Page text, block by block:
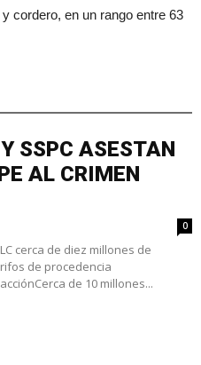
cordero, en un rango entre 63
SSPC ASESTAN
AL CRIMEN
0
cerca de diez millones de
de procedencia
de 10 millones...